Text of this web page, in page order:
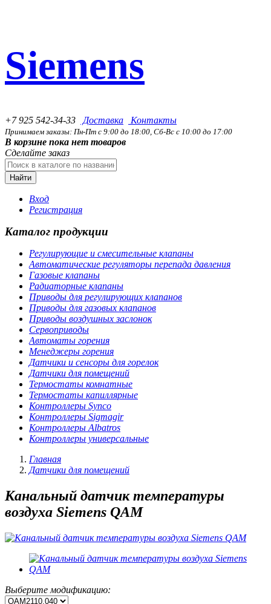
Siemens
+7 925 542-34-33 Доставка Контакты
Принимаем заказы: Пн-Пт с 9:00 до 18:00, Сб-Вс с 10:00 до 17:00
В корзине пока нет товаров
Сделайте заказ
Найти
Вход
Регистрация
Каталог продукции
Регулирующие и смесительные клапаны
Автоматические регуляторы перепада давления
Газовые клапаны
Радиаторные клапаны
Приводы для регулирующих клапанов
Приводы для газовых клапанов
Приводы воздушных заслонок
Сервоприводы
Автоматы горения
Менеджеры горения
Датчики и сенсоры для горелок
Датчики для помещений
Термостаты комнатные
Термостаты капиллярные
Контроллеры Synco
Контроллеры Sigmagir
Контроллеры Albatros
Контроллеры универсальные
Главная
Датчики для помещений
Канальный датчик температуры
воздуха Siemens QAM
Выберите модификацию: